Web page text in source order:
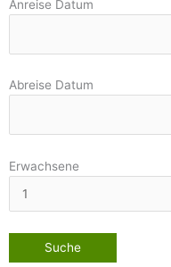
Anreise Datum
Abreise Datum
Erwachsene